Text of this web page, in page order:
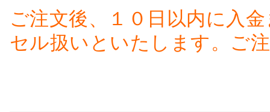
ご注文後、１０日以内に入
セル扱いといたします。ご